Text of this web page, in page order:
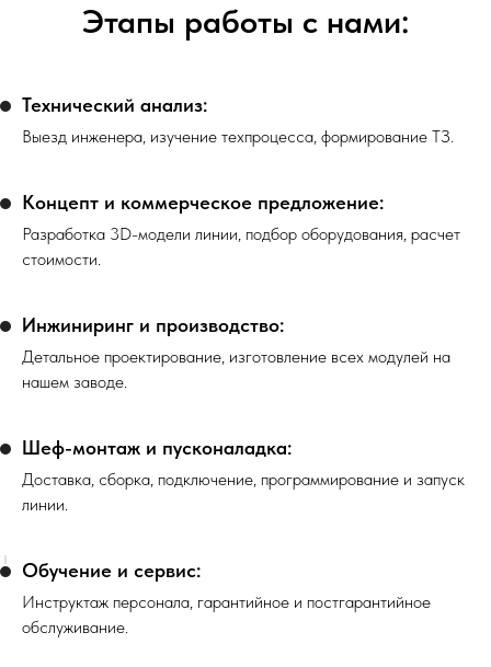
Этапы работы с нами:
Технический анализ:
Выезд инженера, изучение техпроцесса, формирование ТЗ.
Концепт и коммерческое предложение:
Разработка 3D-модели линии, подбор оборудования, расчет
стоимости.
Инжиниринг и производство:
Детальное проектирование, изготовление всех модулей на
нашем заводе.
Шеф-монтаж и пусконаладка:
Доставка, сборка, подключение, программирование и запуск
линии.
Обучение и сервис:
Инструктаж персонала, гарантийное и постгарантийное
обслуживание.